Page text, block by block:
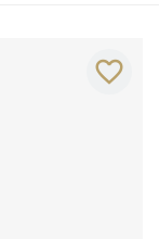
favorite_border